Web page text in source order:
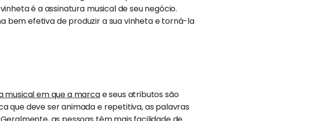
é a assinatura musical de seu negócio.
bem efetiva de produzir a sua vinheta e torná-la
musical em que a marcae seus atributos são
que deve ser animada e repetitiva, as palavras